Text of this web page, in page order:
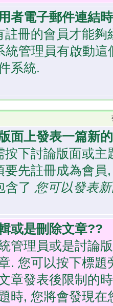
者電子郵件連結
註冊的會員才能
統管理員有啟動
系統.
面上發表一篇新
按下討論版面或
要先註冊成為會
含了 您可以發表
或是刪除文章??
管理員或是討論
. 您可以按下標
章發表後限制的
時, 您將會發現